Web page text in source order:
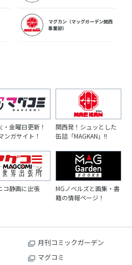
マグカン（マッグガーデン関西
事業部）
・金曜日更新！
ンガサイト！
関西発！シュッとした
缶詰「MAGKAN」!!
コ静画に出張
MGノベルズと画集・書
籍の情報ページ！
月刊コミックガーデン
マグコミ